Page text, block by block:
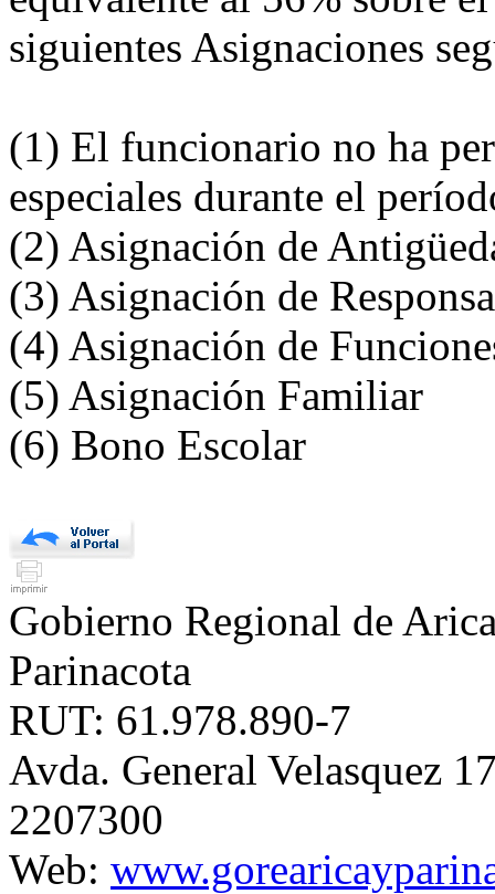
siguientes Asignaciones
(1) El funcionario no ha
especiales durante el
(2) Asignación de
(3) Asignación de
(4) Asignación de
(5) Asignación Familiar
(6) Bono Escolar
Gobierno Regional de
Parinacota
RUT: 61.978.890-7
Avda. General Velasquez
2207300
Web: